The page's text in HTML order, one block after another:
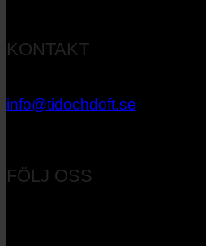
KONTAKT
info@tidochdoft.se
FÖLJ OSS